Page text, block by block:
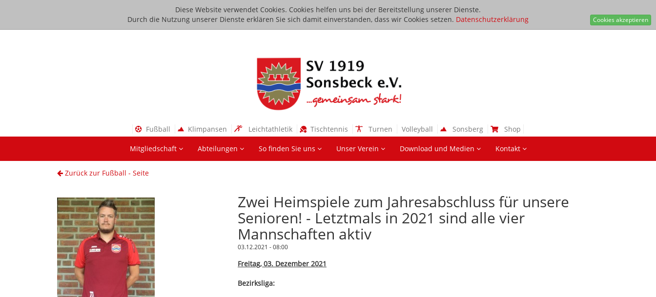
Diese Website verwendet Cookies. Cookies helfen uns bei der Bereitstellung unserer Dienste.
Durch die Nutzung unserer Dienste erklären Sie sich damit einverstanden, dass wir Cookies setzen. Datenschutzerklärung Cookies akzeptieren
Fußball Klimpansen Leichtathletik Tischtennis Turnen Volleyball Sonsberg Shop
Mitgliedschaft Abteilungen So finden Sie uns Unser Verein Download und Medien Kontakt
Zurück zur Fußball - Seite
Zwei Heimspiele zum Jahresabschluss für unsere
Senioren! - Letztmals in 2021 sind alle vier
Mannschaften aktiv
03.12.2021 - 08:00
Freitag, 03. Dezember 2021
Bezirksliga: